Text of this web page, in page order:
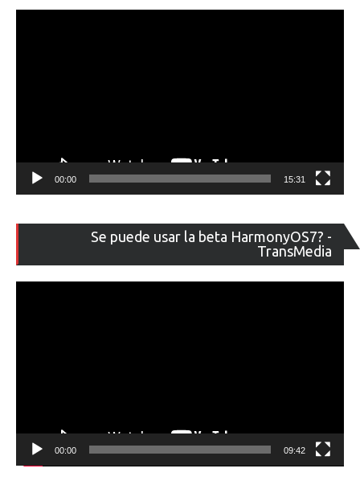
00:00 15:31
Se puede usar la beta HarmonyOS7? -
TransMedia
de
00:00 09:42